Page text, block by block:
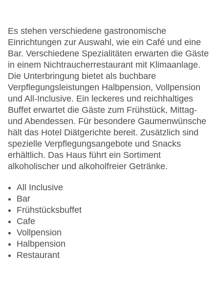
Anzahl der Aufzüge: 2
Zimmerservice
Sonnenterrasse
Gesamtanzahl der Stockwerke: 6
Gesamtanzahl der Zimmer: 370
Pools:Kinderbecken, Outdoor Pool,
Sonnenschirme am Pool, Liegen am Pool
Zahlungsarten: Mastercard, Visa
Landeskategorie: 3 Sterne
Es stehen verschiedene gastronomische
Einrichtungen zur Auswahl, wie ein Café und eine
Bar. Verschiedene Spezialitäten erwarten die Gäste
in einem Nichtraucherrestaurant mit Klimaanlage.
Die Unterbringung bietet als buchbare
Verpflegungsleistungen Halbpension, Vollpension
und All-Inclusive. Ein leckeres und reichhaltiges
Buffet erwartet die Gäste zum Frühstück, Mittag-
und Abendessen. Für besondere Gaumenwünsche
hält das Hotel Diätgerichte bereit. Zusätzlich sind
spezielle Verpflegungsangebote und Snacks
erhältlich. Das Haus führt ein Sortiment
alkoholischer und alkoholfreier Getränke.
All Inclusive
Bar
Frühstücksbuffet
Cafe
Vollpension
Halbpension
Restaurant